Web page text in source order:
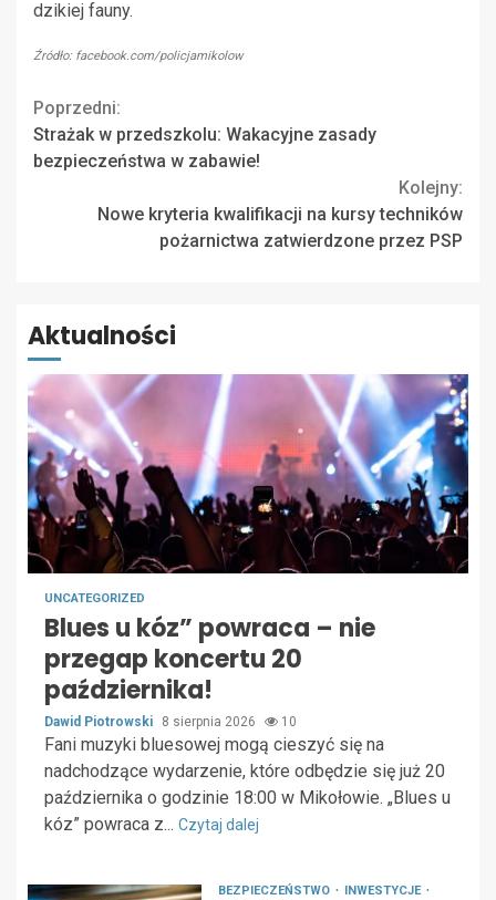
dzikiej fauny.
Źródło: facebook.com/policjamikolow
Continue
Reading
Poprzedni:
Strażak w przedszkolu: Wakacyjne zasady
bezpieczeństwa w zabawie!
Kolejny:
Nowe kryteria kwalifikacji na kursy techników
pożarnictwa zatwierdzone przez PSP
Aktualności
UNCATEGORIZED
Blues u kóz” powraca – nie
przegap koncertu 20
października!
Dawid Piotrowski 8 sierpnia 2026 10
Fani muzyki bluesowej mogą cieszyć się na
nadchodzące wydarzenie, które odbędzie się już 20
października o godzinie 18:00 w Mikołowie. „Blues u
kóz” powraca z... Czytaj dalej
BEZPIECZEŃSTWO
INWESTYCJE